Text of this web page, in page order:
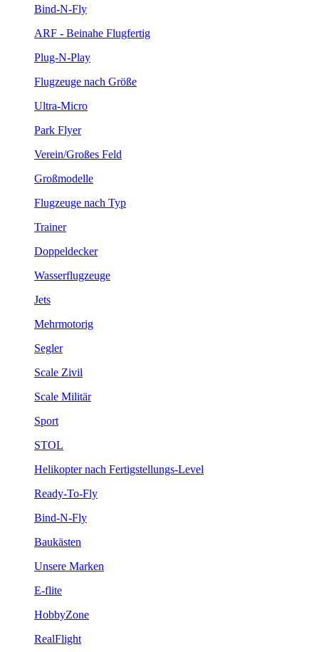
Bind-N-Fly
ARF - Beinahe Flugfertig
Plug-N-Play
Flugzeuge nach Größe
Ultra-Micro
Park Flyer
Verein/Großes Feld
Großmodelle
Flugzeuge nach Typ
Trainer
Doppeldecker
Wasserflugzeuge
Jets
Mehrmotorig
Segler
Scale Zivil
Scale Militär
Sport
STOL
Helikopter nach Fertigstellungs-Level
Ready-To-Fly
Bind-N-Fly
Baukästen
Unsere Marken
E-flite
HobbyZone
RealFlight